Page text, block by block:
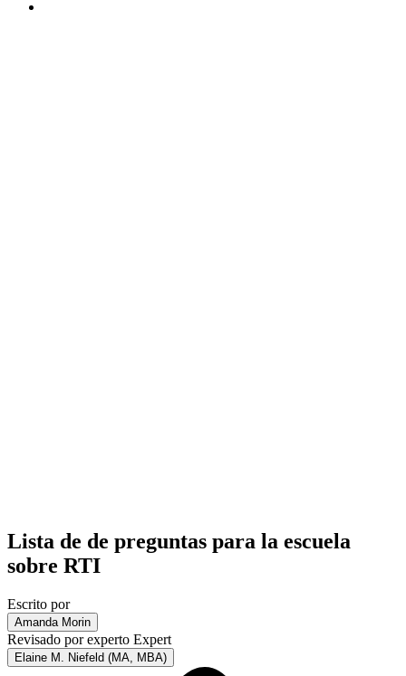
Lista de de preguntas para la escuela
sobre RTI
Escrito por
Amanda Morin
Revisado por experto Expert
Elaine M. Niefeld (MA, MBA)